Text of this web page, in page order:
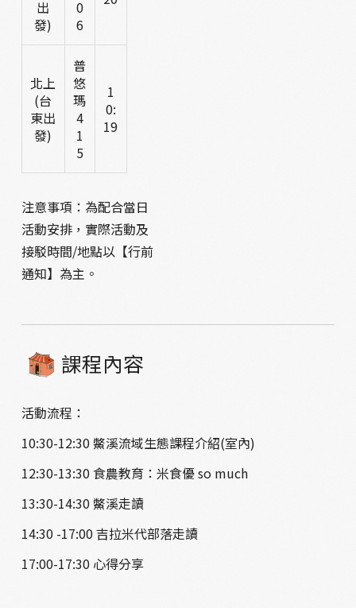
出
發)
0
6
北上
(台
東出
發)
普
悠
瑪
4
1
5
1
0:
19
注意事項：為配合當日
活動安排，實際活動及
接駁時間/地點以【行前
通知】為主。
課程內容
活動流程：
10:30-12:30 鱉溪流域生態課程介紹(室內)
12:30-13:30 食農教育：米食優 so much
13:30-14:30 鱉溪走讀
14:30 -17:00 吉拉米代部落走讀
17:00-17:30 心得分享